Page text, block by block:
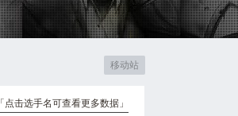
移动站
「点击选手名可查看更多数据」